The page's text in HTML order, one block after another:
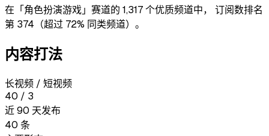
在「角色扮演游戏」赛道的 1,317个优质频道中，
订阅数排名
第 374 （超过 72% 同类频道） 。
内容打法
长视频 / 短视频
40 / 3
近 90 天发布
40 条